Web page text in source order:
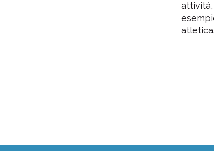
atletica.